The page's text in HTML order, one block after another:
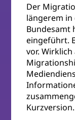
Der
längerem in
Bundesamt
eingeführt.
vor.
Kurzversion.